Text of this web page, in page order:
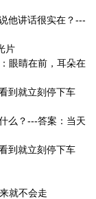
他讲话很实在？---
片
眼睛在前，耳朵在
到就立刻停下车
么？---答案：当天
到就立刻停下车
就不会走